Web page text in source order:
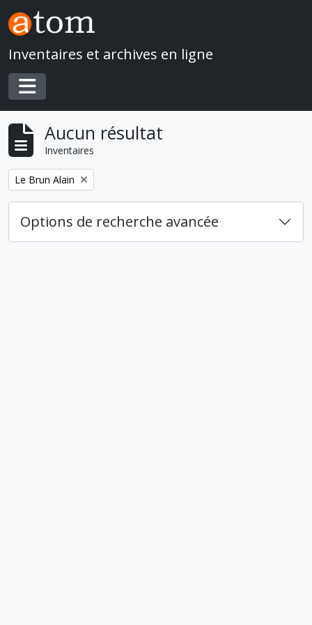
Skip to main content
Inventaires et archives en ligne
Toggle navigation
Aucun résultat
Inventaires
Remove filter:
Le Brun Alain
Options de recherche avancée